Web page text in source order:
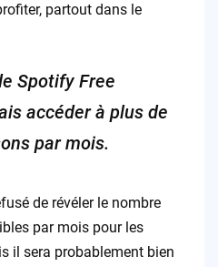
partout dans le
Spotify Free
accéder à plus de
par mois.
de révéler le nombre
par mois pour les
il sera probablement bien